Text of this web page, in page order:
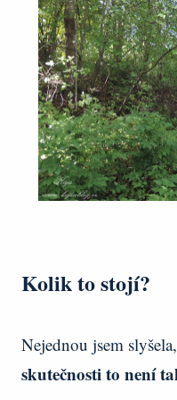
Kolik to stojí?
Nejednou jsem
skutečnosti to není